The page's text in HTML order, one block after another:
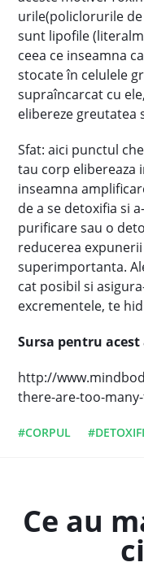
urile(policlorurile
sunt lipofile
ceea ce inseamna
stocate în celulele
supraîncarcat cu
elibereze greutatea
Sfat: aici punctul
tau corp elibereaza
inseamna
de a se detoxifia si
purificare sau o
reducerea
superimportanta.
cat posibil si
excrementele, te
Sursa pentru
http://
there-are-too-
#CORPUL
Ce au